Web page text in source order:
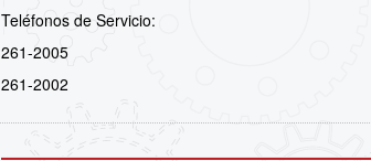
Teléfonos de Servicio:
261-2005
261-2002